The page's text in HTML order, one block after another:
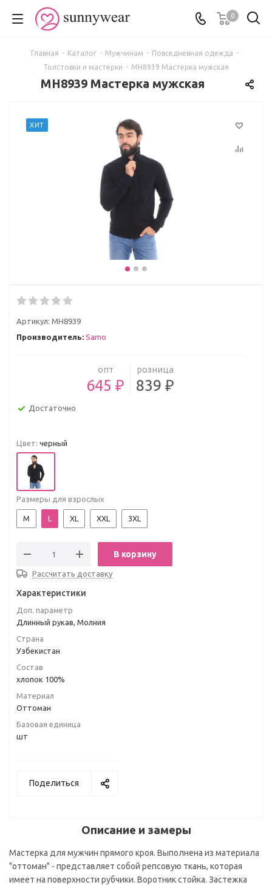
0
Главная - Каталог - Мужчинам - Повседневная одежда -
Толстовки и мастерки - МH8939 Мастерка мужская
МH8939 Мастерка мужская
ХИТ
Артикул: МH8939
Производитель: Samo
опт
645 ₽
розница
839 ₽
Достаточно
Цвет: черный
Размеры для взрослых
M L XL XXL 3XL
В корзину
Рассчитать доставку
Характеристики
Доп. параметр
Длинный рукав, Молния
Страна
Узбекистан
Состав
хлопок 100%
Материал
Оттоман
Базовая единица
шт
Поделиться
Описание и замеры
Мастерка для мужчин прямого кроя. Выполнена из материала
"оттоман" - представляет собой репсовую ткань, которая
имеет на поверхности рубчики. Воротник стойка. Застежка